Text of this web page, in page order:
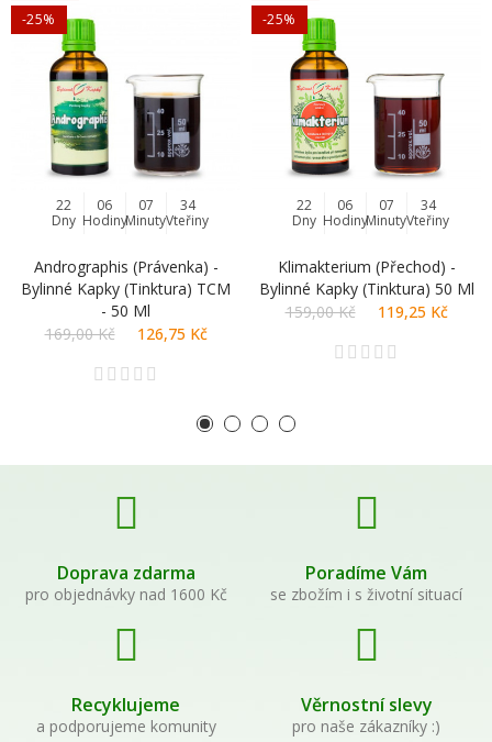
-25%
22
Dny
06
Hodiny
07
Minuty
34
Vteřiny
Andrographis (právenka) -
Bylinné Kapky (tinktura) TCM
- 50 Ml
169,00 Kč
126,75 Kč
-25%
22
Dny
06
Hodiny
07
Minuty
34
Vteřiny
Klimakterium (přechod) -
Bylinné Kapky (tinktura) 50 Ml
159,00 Kč
119,25 Kč
Doprava zdarma
pro objednávky nad 1600 Kč
Poradíme Vám
se zbožím i s životní situací
Recyklujeme
a podporujeme komunity
Věrnostní slevy
pro naše zákazníky :)